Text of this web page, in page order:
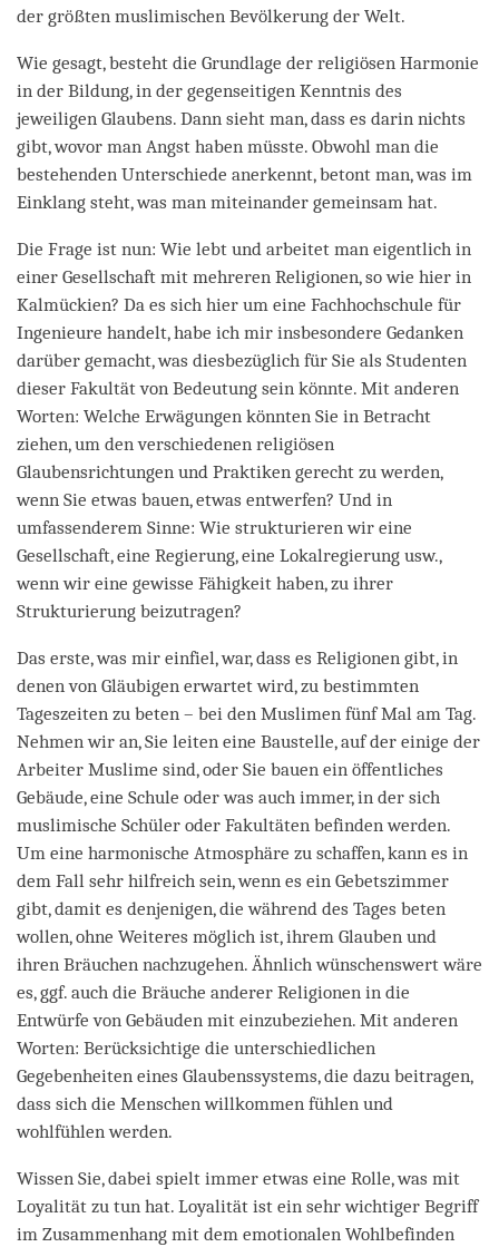
der größten muslimischen Bevölkerung der Welt.
Wie gesagt, besteht die Grundlage der religiösen Harmonie
in der Bildung, in der gegenseitigen Kenntnis des
jeweiligen Glaubens. Dann sieht man, dass es darin nichts
gibt, wovor man Angst haben müsste. Obwohl man die
bestehenden Unterschiede anerkennt, betont man, was im
Einklang steht, was man miteinander gemeinsam hat.
Die Frage ist nun: Wie lebt und arbeitet man eigentlich in
einer Gesellschaft mit mehreren Religionen, so wie hier in
Kalmückien? Da es sich hier um eine Fachhochschule für
Ingenieure handelt, habe ich mir insbesondere Gedanken
darüber gemacht, was diesbezüglich für Sie als Studenten
dieser Fakultät von Bedeutung sein könnte. Mit anderen
Worten: Welche Erwägungen könnten Sie in Betracht
ziehen, um den verschiedenen religiösen
Glaubensrichtungen und Praktiken gerecht zu werden,
wenn Sie etwas bauen, etwas entwerfen? Und in
umfassenderem Sinne: Wie strukturieren wir eine
Gesellschaft, eine Regierung, eine Lokalregierung usw.,
wenn wir eine gewisse Fähigkeit haben, zu ihrer
Strukturierung beizutragen?
Das erste, was mir einfiel, war, dass es Religionen gibt, in
denen von Gläubigen erwartet wird, zu bestimmten
Tageszeiten zu beten – bei den Muslimen fünf Mal am Tag.
Nehmen wir an, Sie leiten eine Baustelle, auf der einige der
Arbeiter Muslime sind, oder Sie bauen ein öffentliches
Gebäude, eine Schule oder was auch immer, in der sich
muslimische Schüler oder Fakultäten befinden werden.
Um eine harmonische Atmosphäre zu schaffen, kann es in
dem Fall sehr hilfreich sein, wenn es ein Gebetszimmer
gibt, damit es denjenigen, die während des Tages beten
wollen, ohne Weiteres möglich ist, ihrem Glauben und
ihren Bräuchen nachzugehen. Ähnlich wünschenswert wäre
es, ggf. auch die Bräuche anderer Religionen in die
Entwürfe von Gebäuden mit einzubeziehen. Mit anderen
Worten: Berücksichtige die unterschiedlichen
Gegebenheiten eines Glaubenssystems, die dazu beitragen,
dass sich die Menschen willkommen fühlen und
wohlfühlen werden.
Wissen Sie, dabei spielt immer etwas eine Rolle, was mit
Loyalität zu tun hat. Loyalität ist ein sehr wichtiger Begriff
im Zusammenhang mit dem emotionalen Wohlbefinden